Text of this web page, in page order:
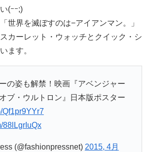
(ｰｰ;)
世界を滅ぼすのは−アイアンマン。」
カーレット・ウォッチとクイック・シ
ます。
の姿も解禁！映画『アベンジャー
ブ・ウルトロン』日本版ポスター
Qf1pr9YYr7
88lLgrIuQx
(@fashionpressnet) 2015, 4月